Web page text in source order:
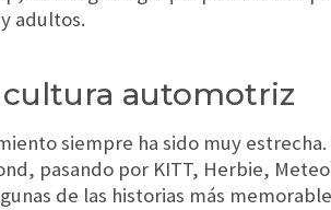
adultos.
cultura automotriz
siempre ha sido muy
pasando por KITT, Herbie,
de las historias más